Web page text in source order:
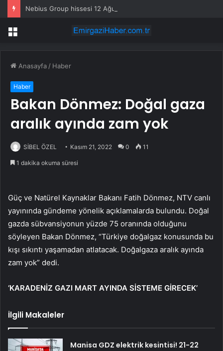
Menü
Anasayfa / Haber
Haber
Bakan Dönmez: Doğal gaza
aralık ayında zam yok
SİBEL ÖZEL Kasım 21, 2022 0 11
1 dakika okuma süresi
Güç ve Natürel Kaynaklar Bakanı Fatih Dönmez, NTV canlı
yayınında gündeme yönelik açıklamalarda bulundu. Doğal
gazda sübvansiyonun yüzde 75 oranında olduğunu
söyleyen Bakan Dönmez, “Türkiye doğalgaz konusunda bu
kışı sıkıntı yaşamadan atlatacak. Doğalgaza aralık ayında
zam yok” dedi.
‘KARADENİZ GAZI MART AYINDA SİSTEME GİRECEK’
İlgili Makaleler
Manisa GDZ elektrik kesintisi! 21-22